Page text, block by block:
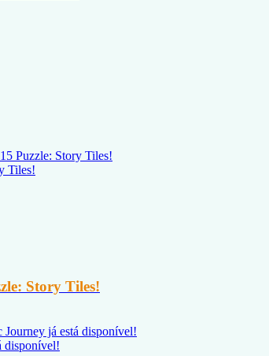
Tiles!
Story Tiles!
disponível!